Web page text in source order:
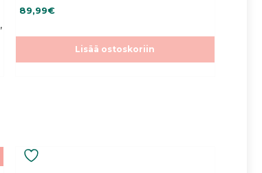
,
5
t
89,99€
Lisää ostoskoriin